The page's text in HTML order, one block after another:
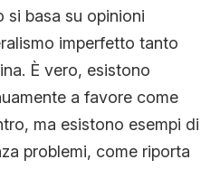
si basa su opinioni
imperfetto tanto
È vero, esistono
a favore come
ma esistono esempi di
problemi, come riporta